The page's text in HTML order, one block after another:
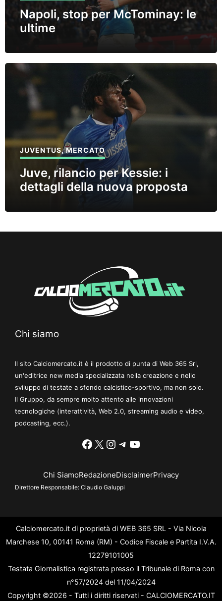
Napoli, stop per McTominay: le
ultime
JUVENTUS,MERCATO
Juve, rilancio per Kessie: i
dettagli della nuova proposta
Chi siamo
Il sito Calciomercato.it è il prodotto di punta di Web 365 Srl,
un'editrice new media specializzata nella creazione e nello
sviluppo di testate a sfondo calcistico-sportivo, ma non solo.
Il Gruppo, da sempre molto attento alle innovazioni
tecnologiche (interattività, Web 2.0, streaming audio e video,
podcasting, ecc.).
Facebook
X Instagram
Telegram
YouTube
Chi SiamoRedazioneDisclaimerPrivacy
Direttore Responsabile: Claudio Galuppi
Calciomercato.it di proprietà di WEB 365 SRL - Via Nicola
Marchese 10, 00141 Roma (RM) - Codice Fiscale e Partita I.V.A.
12279101005
Testata Giornalistica registrata presso il Tribunale di Roma con
n°57/2024 del 11/04/2024
Copyright ©2026 - Tutti i diritti riservati - CALCIOMERCATO.IT